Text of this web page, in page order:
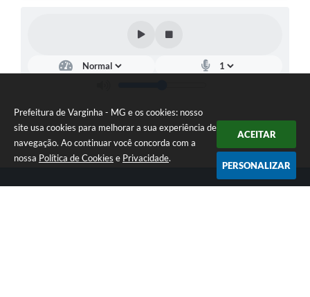
Prefeitura de Varginha - MG e os cookies: nosso
site usa cookies para melhorar a sua experiência de
navegação. Ao continuar você concorda com a
nossa Política de Cookies e Privacidade.
ACEITAR
PERSONALIZAR